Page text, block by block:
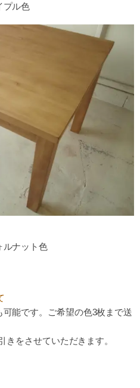
ル色
ナット色
能です。ご希望の色3枚まで送
きをさせていただきます。